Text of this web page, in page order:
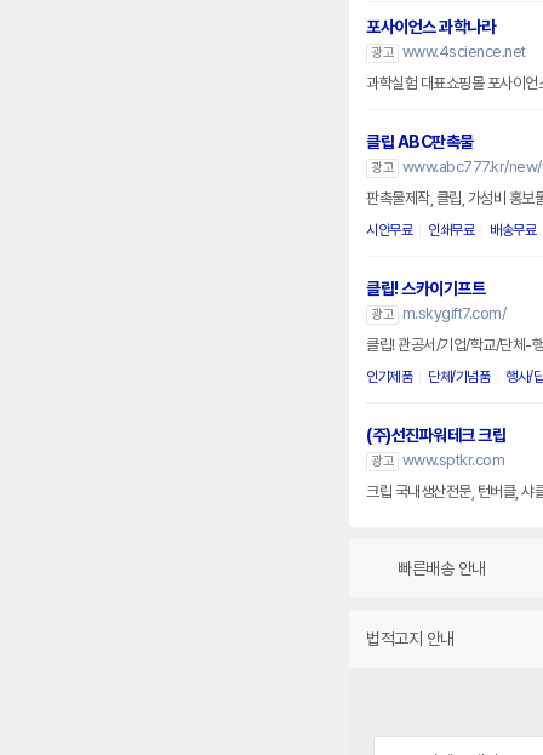
포사이언스 과학나라
광고 www.4science.net
과학실험 대표쇼핑몰 포사이
클립 ABC판촉물
광고 www.abc777.kr/
판촉물제작, 클립, 가성비 홍보
시안무료 인쇄무료 배송무료
클립! 스카이기프트
광고
m.skygift7.com/
클립! 관공서/기업/학교/단체-
인기제품 단체/기념품 행사/
(주)선진파워테크 크립
광고 www.sptkr.com
크립 국내생산전문, 턴버클, 샤
빠른배송 안내
법적고지 안내